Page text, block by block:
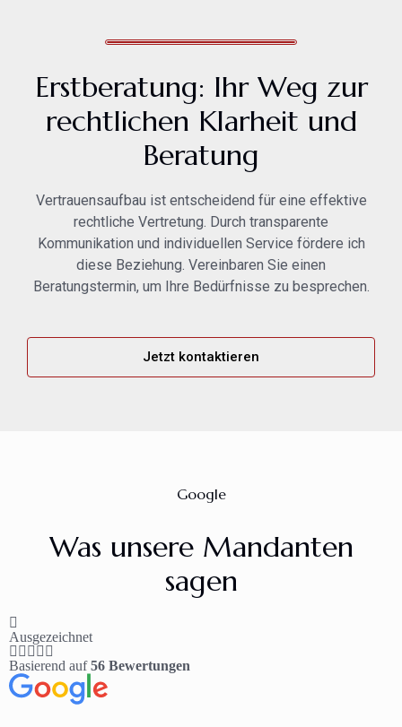
Erstberatung: Ihr Weg zur
rechtlichen Klarheit und
Beratung
Vertrauensaufbau ist entscheidend für eine effektive
rechtliche Vertretung. Durch transparente
Kommunikation und individuellen Service fördere ich
diese Beziehung. Vereinbaren Sie einen
Beratungstermin, um Ihre Bedürfnisse zu besprechen.
Jetzt kontaktieren
Google
Was unsere Mandanten
sagen
Ausgezeichnet
Basierend auf56 Bewertungen